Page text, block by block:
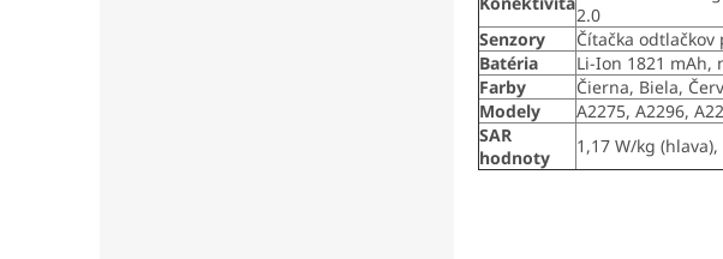
2.0
Senzory
Čítačka
Batéria
Li-Ion 1821 mAh,
Farby
Čierna, Biela,
Modely
A2275, A2296,
SAR
hodnoty
1,17 W/kg